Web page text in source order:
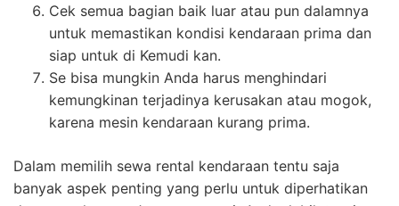
Cek semua bagian baik luar atau pun dalamnya
untuk memastikan kondisi kendaraan prima dan
siap untuk di Kemudi kan.
Se bisa mungkin Anda harus menghindari
kemungkinan terjadinya kerusakan atau mogok,
karena mesin kendaraan kurang prima.
Dalam memilih sewa rental kendaraan tentu saja
banyak aspek penting yang perlu untuk diperhatikan